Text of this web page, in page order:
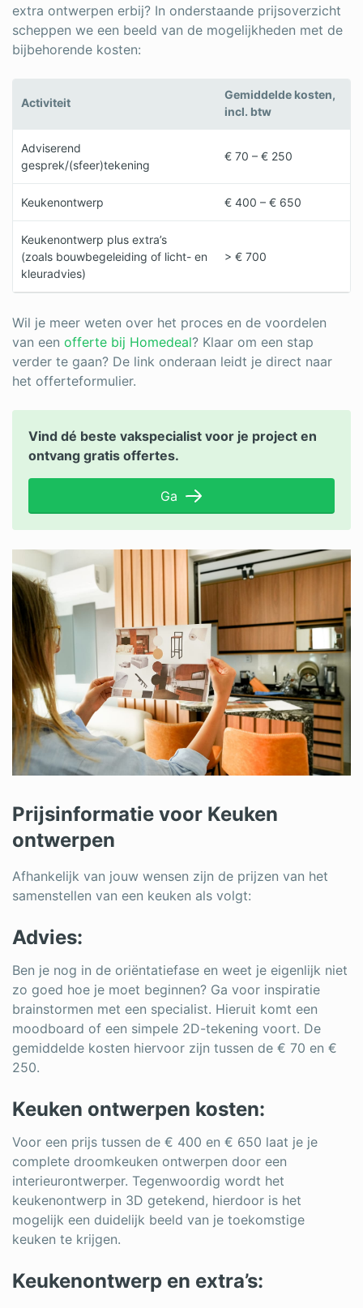
extra ontwerpen erbij? In onderstaande prijsoverzicht
scheppen we een beeld van de mogelijkheden met de
bijbehorende kosten:
Activiteit
Gemiddelde kosten,
incl. btw
Adviserend
gesprek/(sfeer)tekening
€ 70 – € 250
Keukenontwerp € 400 – € 650
Keukenontwerp plus extra’s
(zoals bouwbegeleiding of licht- en
kleuradvies)
> € 700
Wil je meer weten over het proces en de voordelen
van een offerte bij Homedeal? Klaar om een stap
verder te gaan? De link onderaan leidt je direct naar
het offerteformulier.
Vind dé beste vakspecialist voor je project en
ontvang gratis offertes.
Ga
Prijsinformatie voor Keuken
ontwerpen
Afhankelijk van jouw wensen zijn de prijzen van het
samenstellen van een keuken als volgt:
Advies:
Ben je nog in de oriëntatiefase en weet je eigenlijk niet
zo goed hoe je moet beginnen? Ga voor inspiratie
brainstormen met een specialist. Hieruit komt een
moodboard of een simpele 2D-tekening voort. De
gemiddelde kosten hiervoor zijn tussen de € 70 en €
250.
Keuken ontwerpen kosten:
Voor een prijs tussen de € 400 en € 650 laat je je
complete droomkeuken ontwerpen door een
interieurontwerper. Tegenwoordig wordt het
keukenontwerp in 3D getekend, hierdoor is het
mogelijk een duidelijk beeld van je toekomstige
keuken te krijgen.
Keukenontwerp en extra’s: